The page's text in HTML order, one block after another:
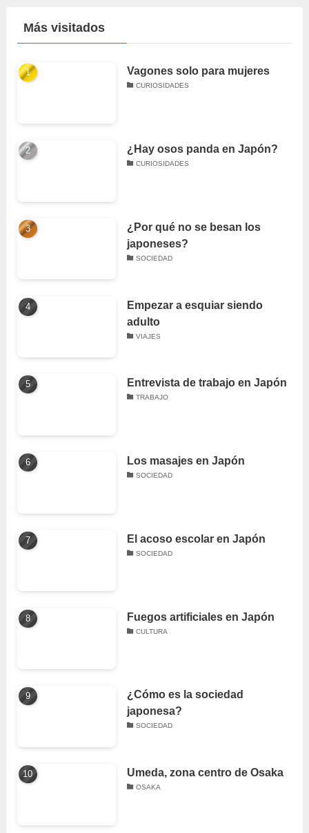
Más visitados
Vagones solo para mujeres
CURIOSIDADES
¿Hay osos panda en Japón?
CURIOSIDADES
¿Por qué no se besan los
japoneses?
SOCIEDAD
Empezar a esquiar siendo
adulto
VIAJES
Entrevista de trabajo en Japón
TRABAJO
Los masajes en Japón
SOCIEDAD
El acoso escolar en Japón
SOCIEDAD
Fuegos artificiales en Japón
CULTURA
¿Cómo es la sociedad
japonesa?
SOCIEDAD
Umeda, zona centro de Osaka
OSAKA